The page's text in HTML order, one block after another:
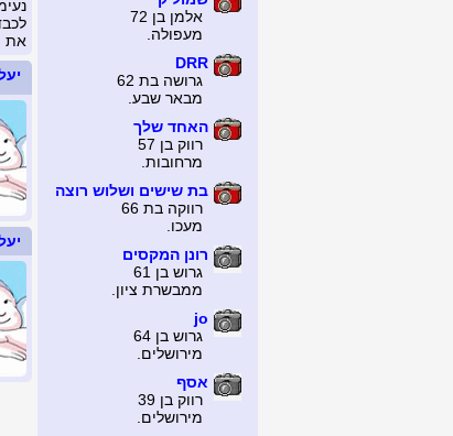
אלמן בן 72
מעפולה.
DRR
גרושה בת 62
מבאר שבע.
האחד שלך
רווק בן 57
מרחובות.
בת שישים ושלוש רוצה
רווקה בת 66
מעכו.
רונן המקסים
גרוש בן 61
ממבשרת ציון.
jo
גרוש בן 64
מירושלים.
אסף
רווק בן 39
מירושלים.
את